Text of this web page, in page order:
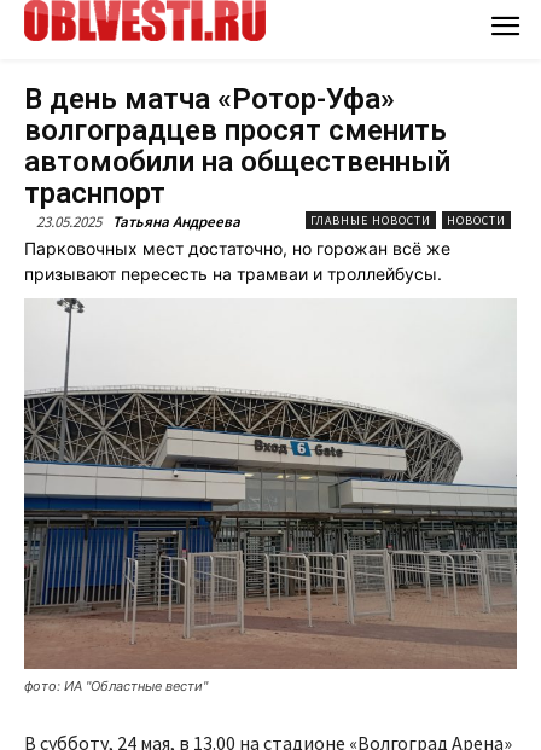
В день матча «Ротор-Уфа»
волгоградцев просят сменить
автомобили на общественный
траснпорт
23.05.2025 Татьяна Андреева ГЛАВНЫЕ НОВОСТИ НОВОСТИ
Парковочных мест достаточно, но горожан всё же
призывают пересесть на трамваи и троллейбусы.
фото: ИА "Областные вести"
В субботу, 24 мая, в 13.00 на стадионе «Волгоград Арена»